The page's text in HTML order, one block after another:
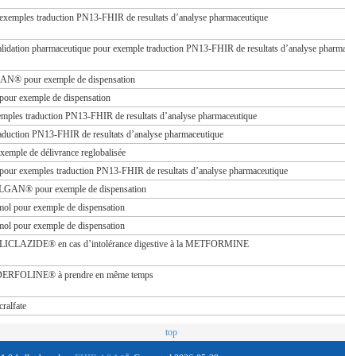
traduction PN13-FHIR de resultats d’analyse pharmaceutique
pharmaceutique pour exemple traduction PN13-FHIR de resultats d’analyse
pour exemple de dispensation
exemple de dispensation
traduction PN13-FHIR de resultats d’analyse pharmaceutique
PN13-FHIR de resultats d’analyse pharmaceutique
de délivrance reglobalisée
exemples traduction PN13-FHIR de resultats d’analyse pharmaceutique
pour exemple de dispensation
pour exemple de dispensation
pour exemple de dispensation
en cas d’intolérance digestive à la METFORMINE
à prendre en même temps
top